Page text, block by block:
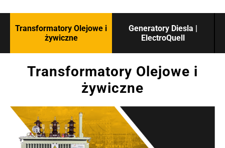
Transformatory Olejowe i
żywiczne
Generatory Diesla |
ElectroQuell
Transformatory Olejowe i
żywiczne